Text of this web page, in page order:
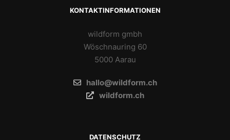
KONTAKTINFORMATIONEN
wildform gmbh
Wöschnauring 60
5000 Aarau
hallo@wildform.ch
wildform.ch
DATENSCHUTZ